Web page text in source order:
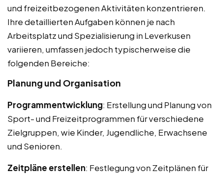
und freizeitbezogenen Aktivitäten konzentrieren.
Ihre detaillierten Aufgaben können je nach
Arbeitsplatz und Spezialisierung in Leverkusen
variieren, umfassen jedoch typischerweise die
folgenden Bereiche:
Planung und Organisation
Programmentwicklung: Erstellung und Planung von
Sport- und Freizeitprogrammen für verschiedene
Zielgruppen, wie Kinder, Jugendliche, Erwachsene
und Senioren.
Zeitpläne erstellen: Festlegung von Zeitplänen für